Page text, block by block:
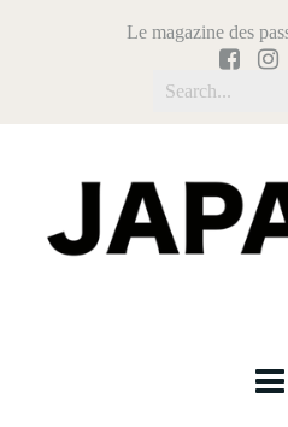
Le magazine des